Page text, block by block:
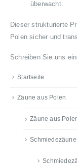
überwacht.
Dieser strukturierte
Polen sicher und
Schreiben Sie uns
Startseite
Zäune aus Polen
Zäune aus
Schmiedezäune